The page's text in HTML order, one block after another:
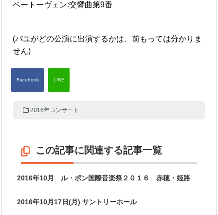
ベートーヴェン:交響曲第9番
(パユがどの公演に出演するかは、前もっては分かりま
せん)
2016年コンサート
この記事に関連する記事一覧
2016年10月 ル・ポン国際音楽祭２０１６ 赤穂・姫路
2016年10月17日(月) サントリーホール